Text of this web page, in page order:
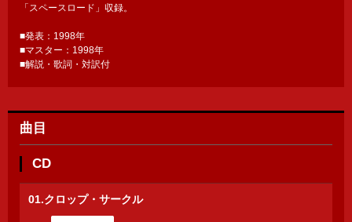
「スペースロード」収録。
■発表：1998年
■マスター：1998年
■解説・歌詞・対訳付
曲目
CD
01.クロップ・サークル